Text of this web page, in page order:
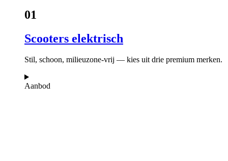
01
Scooters elektrisch
Stil, schoon, milieuzone-vrij — kies uit drie premium merken.
Aanbod